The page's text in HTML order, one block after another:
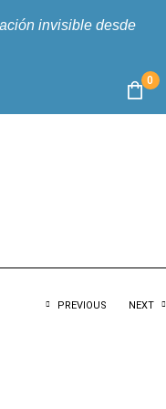
invisible desde
0
PREVIOUS NEXT